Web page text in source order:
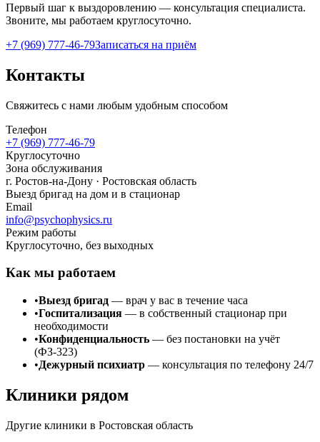
Первый шаг к выздоровлению — консультация специалиста.
Звоните, мы работаем круглосуточно.
+7 (969) 777-46-79Записаться на приём
Контакты
Свяжитесь с нами любым удобным способом
Телефон
+7 (969) 777-46-79
Круглосуточно
Зона обслуживания
г. Ростов-на-Дону · Ростовская область
Выезд бригад на дом и в стационар
Email
info@psychophysics.ru
Режим работы
Круглосуточно, без выходных
Как мы работаем
•Выезд бригад — врач у вас в течение часа
•Госпитализация — в собственный стационар при
необходимости
•Конфиденциальность — без постановки на учёт
(ФЗ-323)
•Дежурный психиатр — консультация по телефону 24/7
Клиники рядом
Другие клиники в Ростовская область